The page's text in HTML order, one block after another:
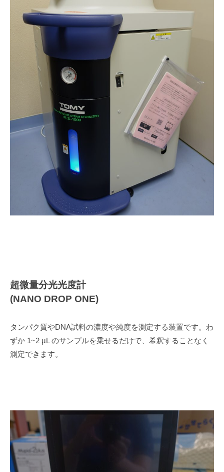
超微量分光光度計
(NANO DROP ONE)
タンパク質やDNA試料の濃度や純度を測定する装置です。わ
ずか 1~2 µL のサンプルを乗せるだけで、希釈することなく
測定できます。